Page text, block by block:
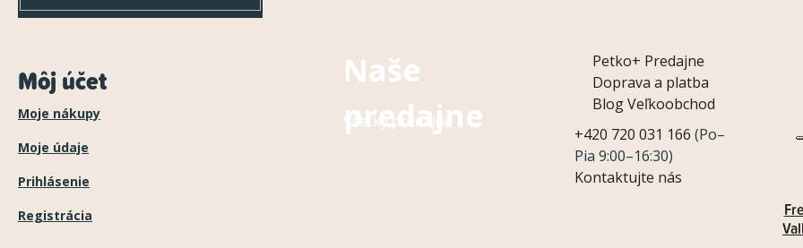
Môj účet
Moje nákupy
Moje údaje
Prihlásenie
Registrácia
Naše
predajne
Všetky predajne
Petko+ Predajne
Doprava a platba
BlogVeľkoobchod
+420 720 031 166 (Po–
Pia 9:00–16:30)
Kontaktujte nás